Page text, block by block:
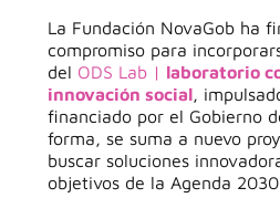
La Fundación NovaGob ha
compromiso para
del ODS Lab | laboratorio
innovación social,
financiado por el Gobierno
forma, se suma a nuevo
buscar soluciones
objetivos de la Agenda